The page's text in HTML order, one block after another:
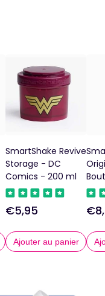
SmartShake Revive
Storage - DC
Comics - 200 ml
Prix
régulier
€5,95
Ajouter au panier
Prix